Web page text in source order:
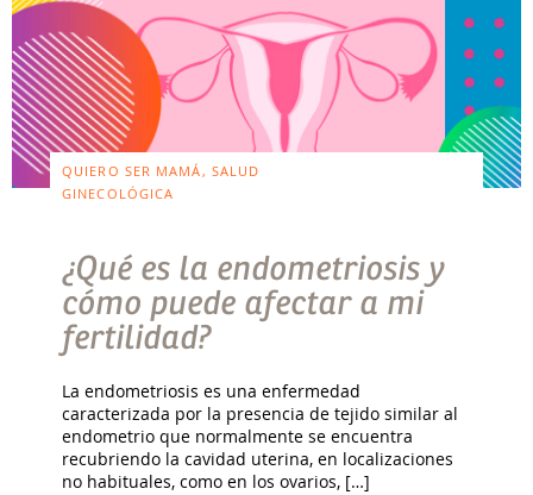
QUIERO SER MAMÁ, SALUD
GINECOLÓGICA
¿Qué es la endometriosis y
cómo puede afectar a mi
fertilidad?
La endometriosis es una enfermedad
caracterizada por la presencia de tejido similar al
endometrio que normalmente se encuentra
recubriendo la cavidad uterina, en localizaciones
no habituales, como en los ovarios, […]